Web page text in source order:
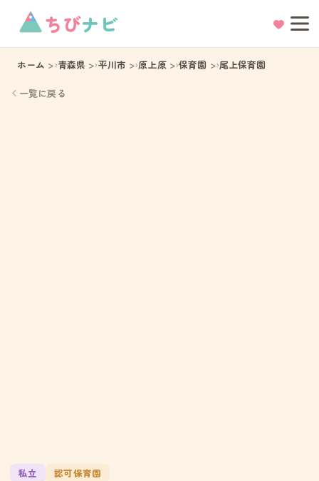
ちびナビ
ホーム 青森県 平川市 原上原 保育園 尾上保育園
一覧に戻る
私立 認可保育園